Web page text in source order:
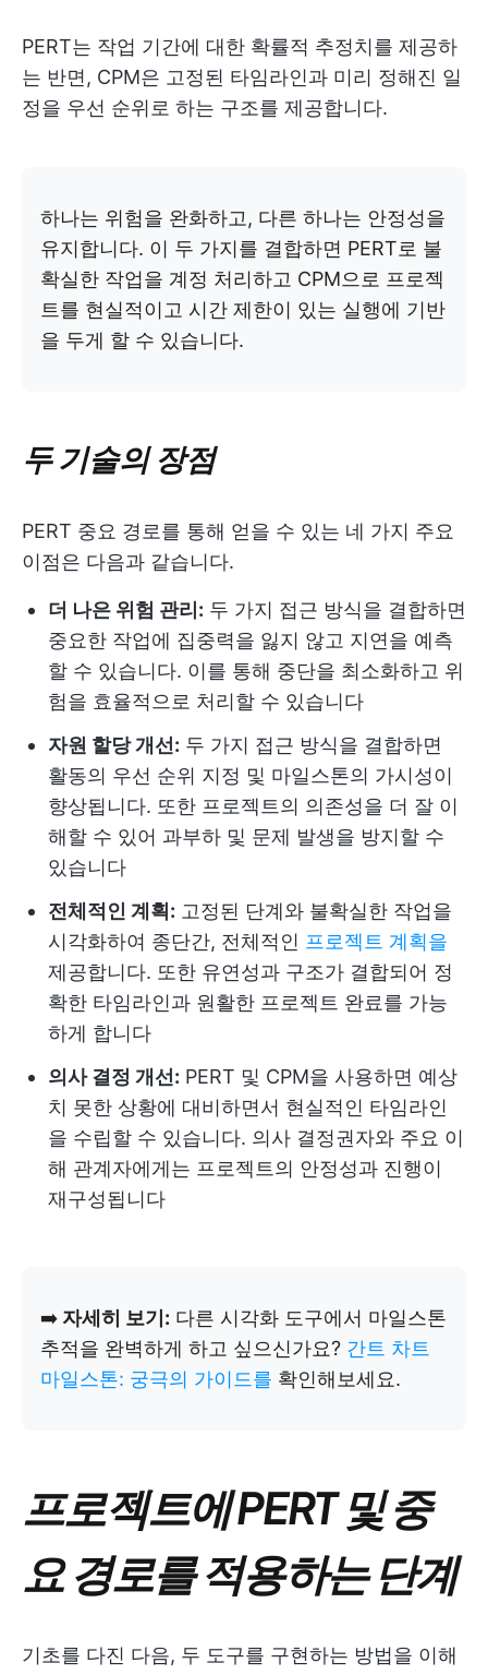
PERT는 작업 기간에 대한 확률적 추정치를 제공하
는 반면, CPM은 고정된 타임라인과 미리 정해진 일
정을 우선 순위로 하는 구조를 제공합니다.
하나는 위험을 완화하고, 다른 하나는 안정성을
유지합니다. 이 두 가지를 결합하면 PERT로 불
확실한 작업을 계정 처리하고 CPM으로 프로젝
트를 현실적이고 시간 제한이 있는 실행에 기반
을 두게 할 수 있습니다.
두 기술의 장점
PERT 중요 경로를 통해 얻을 수 있는 네 가지 주요
이점은 다음과 같습니다.
더 나은 위험 관리: 두 가지 접근 방식을 결합하면
중요한 작업에 집중력을 잃지 않고 지연을 예측
할 수 있습니다. 이를 통해 중단을 최소화하고 위
험을 효율적으로 처리할 수 있습니다
자원 할당 개선: 두 가지 접근 방식을 결합하면
활동의 우선 순위 지정 및 마일스톤의 가시성이
향상됩니다. 또한 프로젝트의 의존성을 더 잘 이
해할 수 있어 과부하 및 문제 발생을 방지할 수
있습니다
전체적인 계획: 고정된 단계와 불확실한 작업을
시각화하여 종단간, 전체적인 프로젝트 계획을
제공합니다. 또한 유연성과 구조가 결합되어 정
확한 타임라인과 원활한 프로젝트 완료를 가능
하게 합니다
의사 결정 개선: PERT 및 CPM을 사용하면 예상
치 못한 상황에 대비하면서 현실적인 타임라인
을 수립할 수 있습니다. 의사 결정권자와 주요 이
해 관계자에게는 프로젝트의 안정성과 진행이
재구성됩니다
➡️ 자세히 보기: 다른 시각화 도구에서 마일스톤
추적을 완벽하게 하고 싶으신가요? 간트 차트
마일스톤: 궁극의 가이드를 확인해보세요.
프로젝트에 PERT 및 중
요 경로를 적용하는 단계
기초를 다진 다음, 두 도구를 구현하는 방법을 이해